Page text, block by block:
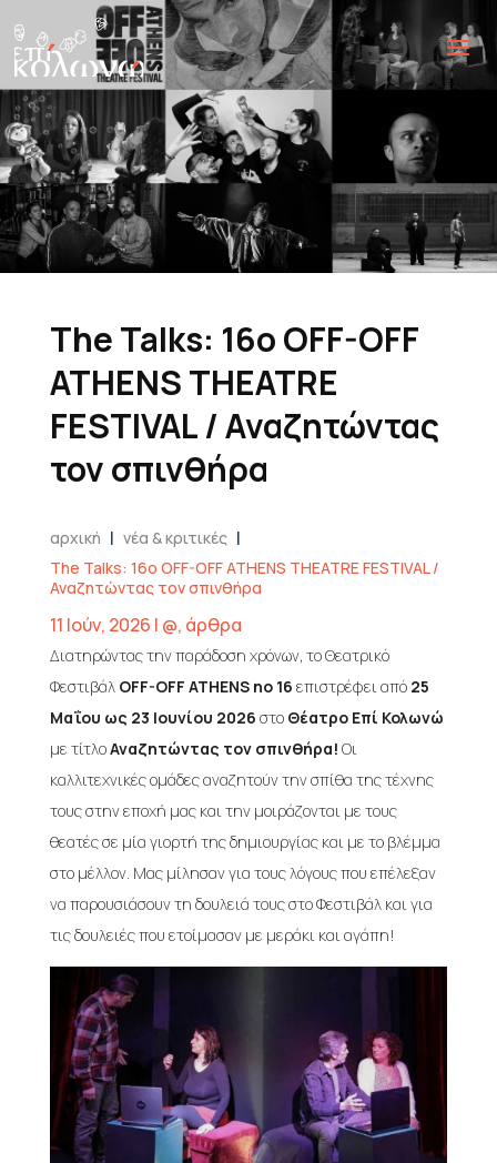
The Talks: 16o OFF-OFF
ATHENS THEATRE
FESTIVAL / Αναζητώντας
τον σπινθήρα
αρχική | νέα & κριτικές |
The Talks: 16o OFF-OFF ATHENS THEATRE FESTIVAL /
Αναζητώντας τον σπινθήρα
11 Ιούν, 2026 | @, άρθρα
Διατηρώντας την παράδοση χρόνων, το Θεατρικό
Φεστιβάλ OFF-OFF ATHENS no 16 επιστρέφει από 25
Μαΐου ως 23 Ιουνίου 2026 στο Θέατρο Επί Κολωνώ
με τίτλοΑναζητώντας τον σπινθήρα! Οι
καλλιτεχνικές ομάδες αναζητούν την σπίθα της τέχνης
τους στην εποχή μας και την μοιράζονται με τους
θεατές σε μία γιορτή της δημιουργίας και με το βλέμμα
στο μέλλον. Μας μίλησαν για τους λόγους που επέλεξαν
να παρουσιάσουν τη δουλειά τους στο Φεστιβάλ και για
τις δουλειές που ετοίμασαν με μεράκι και αγάπη!